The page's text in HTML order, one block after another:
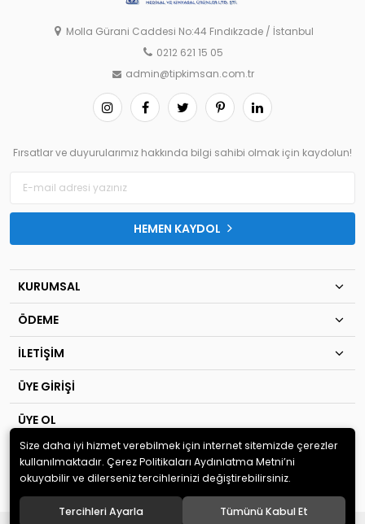
Molla Gürani Caddesi No:44 Fındıkzade / İstanbul
0212 621 15 05
admin@tipkimsan.com.tr
Fırsatlar ve duyurularımız hakkında bilgi sahibi olmak için kaydolun!
HEMEN KAYDOL
KURUMSAL
ÖDEME
İLETİŞİM
ÜYE GİRİŞİ
ÜYE OL
© 2020 TIP KİM SAN Ltd.Şti . Tüm hakları saklıdır.
Size daha iyi hizmet verebilmek için internet sitemizde çerezler
kullanılmaktadır. Çerez Politikaları Aydınlatma Metni’ni
okuyabilir ve dilerseniz tercihlerinizi değiştirebilirsiniz.
Tercihleri Ayarla Tümünü Kabul Et